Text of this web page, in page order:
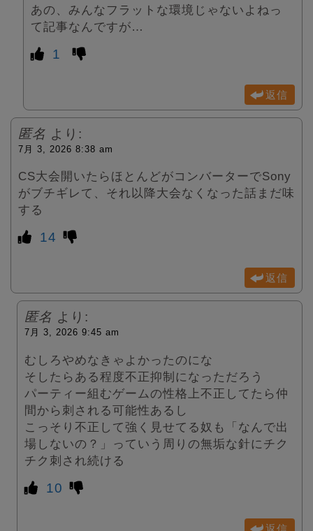
あの、みんなフラットな環境じゃないよねっ
て記事なんですが…
1
返信
匿名 より:
7月 3, 2026 8:38 am
CS大会開いたらほとんどがコンバーターでSony
がブチギレて、それ以降大会なくなった話まだ味
する
14
返信
匿名 より:
7月 3, 2026 9:45 am
むしろやめなきゃよかったのにな
そしたらある程度不正抑制になっただろう
パーティー組むゲームの性格上不正してたら仲
間から刺される可能性あるし
こっそり不正して強く見せてる奴も「なんで出
場しないの？」っていう周りの無垢な針にチク
チク刺され続ける
10
返信